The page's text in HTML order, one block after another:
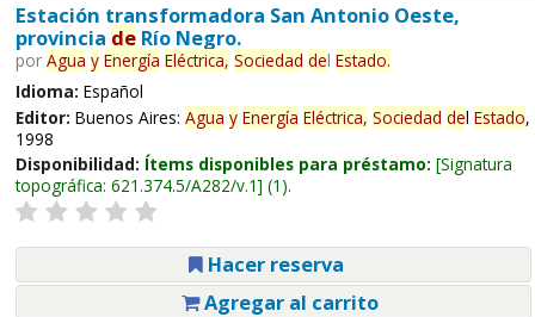
Estación transformadora San Antonio Oeste,
provincia deRío Negro.
por Agua y Energía Eléctrica, Sociedad del Estado.
Idioma: Español
Editor: Buenos Aires: Agua y Energía Eléctrica, Sociedad del Estado,
1998
Disponibilidad: Ítems disponibles para préstamo: Signatura
topográfica: 621.374.5/A282/v.1 (1).
Hacer reserva
Agregar al carrito